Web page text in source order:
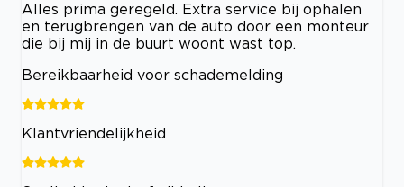
Alles prima geregeld. Extra service bij ophalen
en terugbrengen van de auto door een monteur
die bij mij in de buurt woont wast top.
Bereikbaarheid voor schademelding
Klantvriendelijkheid